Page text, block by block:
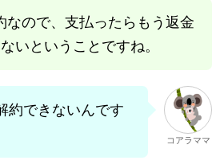
なので、支払ったらもう返金
いということですね。
約できないんです
コアラママ